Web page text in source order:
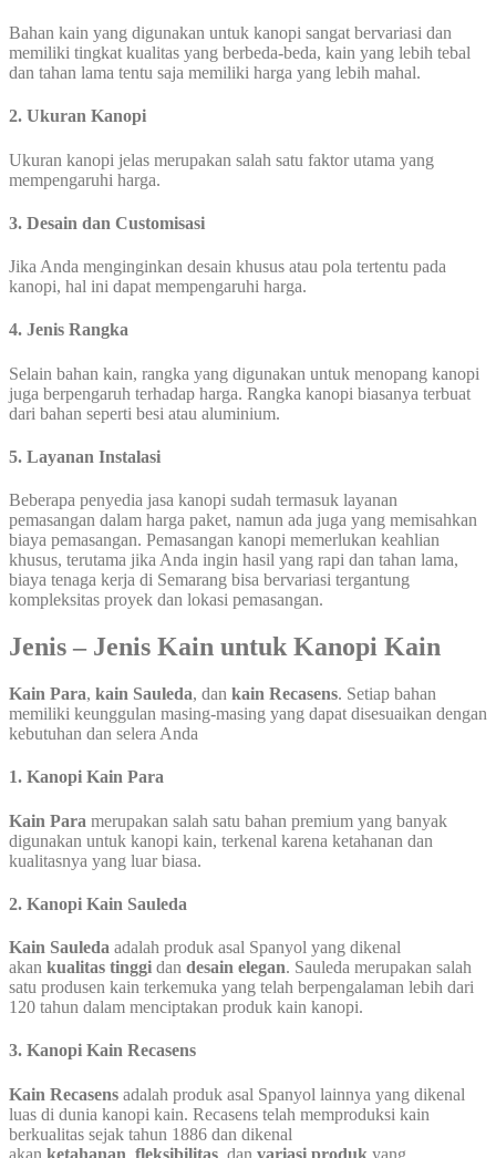
Bahan kain yang digunakan untuk kanopi sangat bervariasi dan
memiliki tingkat kualitas yang berbeda-beda, kain yang lebih tebal
dan tahan lama tentu saja memiliki harga yang lebih mahal.
2. Ukuran Kanopi
Ukuran kanopi jelas merupakan salah satu faktor utama yang
mempengaruhi harga.
3. Desain dan Customisasi
Jika Anda menginginkan desain khusus atau pola tertentu pada
kanopi, hal ini dapat mempengaruhi harga.
4. Jenis Rangka
Selain bahan kain, rangka yang digunakan untuk menopang kanopi
juga berpengaruh terhadap harga. Rangka kanopi biasanya terbuat
dari bahan seperti besi atau aluminium.
5. Layanan Instalasi
Beberapa penyedia jasa kanopi sudah termasuk layanan
pemasangan dalam harga paket, namun ada juga yang memisahkan
biaya pemasangan. Pemasangan kanopi memerlukan keahlian
khusus, terutama jika Anda ingin hasil yang rapi dan tahan lama,
biaya tenaga kerja di Semarang bisa bervariasi tergantung
kompleksitas proyek dan lokasi pemasangan.
Jenis – Jenis Kain untuk Kanopi Kain
Kain Para, kain Sauleda, dan kain Recasens. Setiap bahan
memiliki keunggulan masing-masing yang dapat disesuaikan dengan
kebutuhan dan selera Anda
1. Kanopi Kain Para
Kain Para merupakan salah satu bahan premium yang banyak
digunakan untuk kanopi kain, terkenal karena ketahanan dan
kualitasnya yang luar biasa.
2. Kanopi Kain Sauleda
Kain Sauleda adalah produk asal Spanyol yang dikenal
akan kualitas tinggi dan desain elegan. Sauleda merupakan salah
satu produsen kain terkemuka yang telah berpengalaman lebih dari
120 tahun dalam menciptakan produk kain kanopi.
3. Kanopi Kain Recasens
Kain Recasens adalah produk asal Spanyol lainnya yang dikenal
luas di dunia kanopi kain. Recasens telah memproduksi kain
berkualitas sejak tahun 1886 dan dikenal
akan ketahanan fleksibilitas , dan variasi produk yang